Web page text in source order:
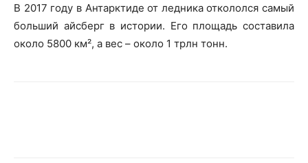
В 2017 году в Антарктиде от ледника откололся самый
больший айсберг в истории. Его площадь составила
около 5800 км², а вес – около 1 трлн тонн.